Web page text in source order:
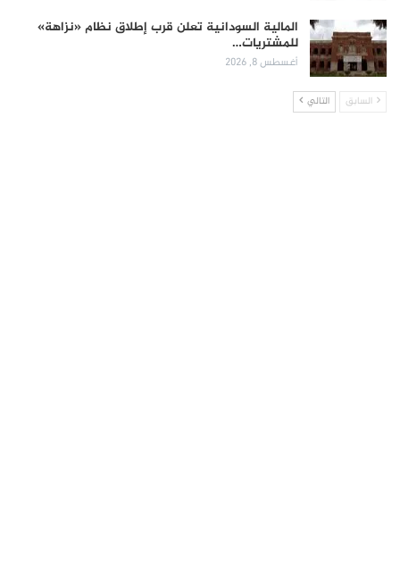
المالية السودانية تعلن قرب إطلاق نظام «نزاهة»
للمشتريات…
أغسطس 8, 2026
السابق التالي